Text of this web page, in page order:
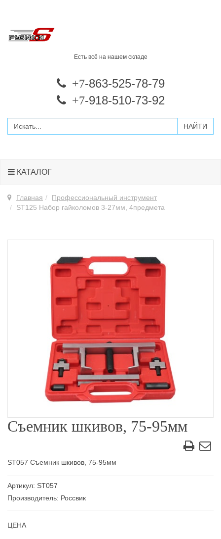
Есть всё на нашем складе
+7-863-525-78-79
+7-918-510-73-92
КАТАЛОГ
Главная
Профессиональный инструмент
ST125 Набор гайколомов 3-27мм, 4предмета
Съемник шкивов, 75-95мм
ST057 Съемник шкивов, 75-95мм
Артикул: ST057
Производитель: Россвик
ЦЕНА